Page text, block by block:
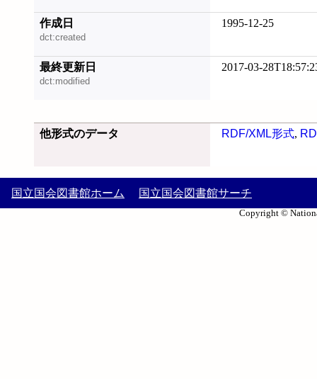
作成日
dct:created
1995-12-25
最終更新日
dct:modified
2017-03-
他形式のデータ RDF/XML形式,
国立国会図書館ホーム 国立国会図書館サーチ
Copyright ©